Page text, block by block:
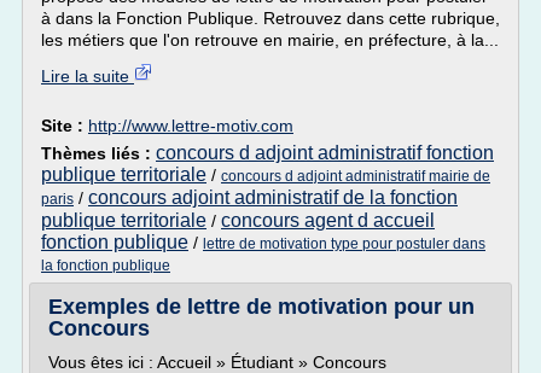
à dans la Fonction Publique. Retrouvez dans cette rubrique,
les métiers que l'on retrouve en mairie, en préfecture, à la...
Lire la suite
Site : http://www.lettre-motiv.com
Thèmes liés : concours d adjoint administratif fonction
publique territoriale / concours d adjoint administratif mairie de
paris / concours adjoint administratif de la fonction
publique territoriale / concours agent d accueil
fonction publique / lettre de motivation type pour postuler dans
la fonction publique
Exemples de lettre de motivation pour un
Concours
Vous êtes ici : Accueil » Étudiant » Concours